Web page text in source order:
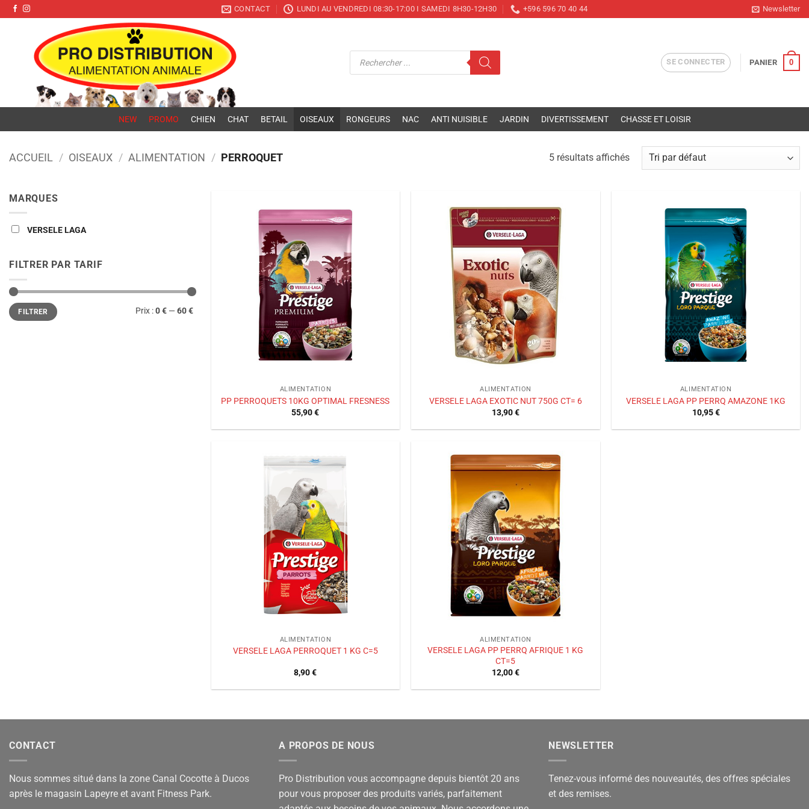
Pro Distribution
Passer
au
CONTACT LUNDI AU VENDREDI 08:30-17:00 I SAMEDI 8H30-12H30 +596 596 70 40 44 Newsletter
Recherche
SE CONNECTER PANIER 0
NEW PROMO CHIEN CHAT BETAIL OISEAUX RONGEURS NAC ANTI NUISIBLE JARDIN DIVERTISSEMENT CHASSE ET LOISIR
ACCUEIL / OISEAUX / ALIMENTATION / PERROQUET 5 résultats affichés
MARQUES
VERSELE LAGA
FILTRER PAR TARIF
Prix
min
Prix
maxFILTRER Prix :0 € — 60 €
ALIMENTATION
PP PERROQUETS 10KG OPTIMAL FRESNESS
55,90€
ALIMENTATION
VERSELE LAGA EXOTIC NUT 750G CT= 6
13,90€
ALIMENTATION
VERSELE LAGA PP PERRQ AMAZONE 1KG
10,95€
ALIMENTATION
VERSELE LAGA PERROQUET 1 KG C=5
8,90€
ALIMENTATION
VERSELE LAGA PP PERRQ AFRIQUE 1 KG
CT=5
12,00€
CONTACT
Nous sommes situé dans la zone Canal Cocotte à Ducos
après le magasin Lapeyre et avant Fitness Park.
A PROPOS DE NOUS
Pro Distribution vous accompagne depuis bientôt 20 ans
pour vous proposer des produits variés, parfaitement
NEWSLETTER
Tenez-vous informé des nouveautés, des offres spéciales
et des remises.